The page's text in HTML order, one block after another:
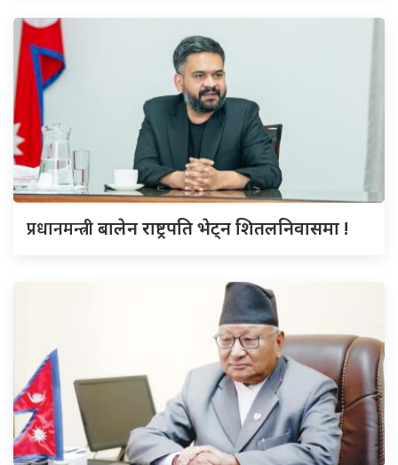
प्रधानमन्त्रीबालेन राष्ट्रपति भेट्न शितलनिवासमा !